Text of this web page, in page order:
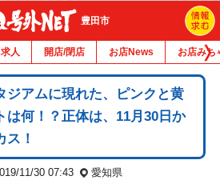
豊田市
求人 開店/閉店 お店News お店みち
ジアムに現れた、ピンクと黄
は何！？正体は、11月30日か
ス！
11/30 07:43 愛知県